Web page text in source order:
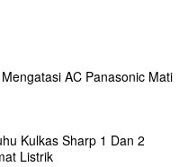
AC Panasonic Mati
Kulkas Sharp 1 Dan 2
Listrik